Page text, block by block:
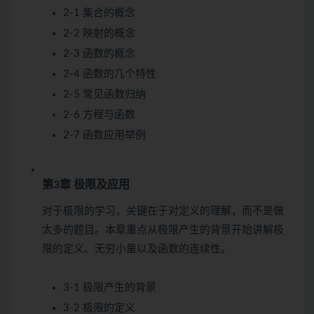
2-1 集合的概念
2-2 映射的概念
2-3 函数的概念
2-4 函数的几个特性
2-5 常见函数归纳
2-6 方程与函数
2-7 函数应用举例
第3章 极限及应用
对于极限的学习，关键在于对定义的理解，而不是做
太多的题目。本章重点从极限产生的背景开始讲解极
限的定义、无穷小量以及函数的连续性。
3-1 极限产生的背景
3-2 极限的定义